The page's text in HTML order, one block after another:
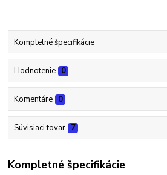
Kompletné špecifikácie
Hodnotenie 0
Komentáre 0
Súvisiaci tovar 7
Kompletné špecifikácie